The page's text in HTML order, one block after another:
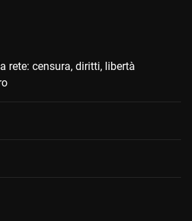
rete: censura, diritti, libertà